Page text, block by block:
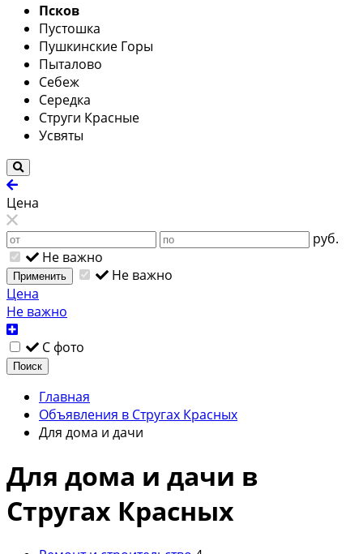
Псков
Пустошка
Пушкинские Горы
Пыталово
Себеж
Середка
Струги Красные
Усвяты
Цена
руб.
Не важно
Применить
Не важно
Цена
Не важно
С фото
Поиск
Главная
Объявления в Стругах Красных
Для дома и дачи
Для дома и дачи в
Стругах Красных